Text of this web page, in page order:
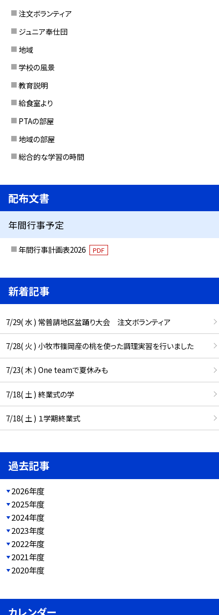
注文ボランティア
ジュニア奉仕団
地域
学校の風景
教育説明
給食室より
PTAの部屋
地域の部屋
総合的な学習の時間
配布文書
年間行事予定
年間行事計画表2026 PDF
新着記事
7/29( 水 ) 常普請地区盆踊り大会 注文ボランティア
7/28( 火 ) 小牧市篠岡産の桃を使った調理実習を行いました
7/23( 木 ) One teamで夏休みも
7/18( 土 ) 終業式の学
7/18( 土 ) １学期終業式
過去記事
2026年度
2025年度
2024年度
2023年度
2022年度
2021年度
2020年度
カレンダー